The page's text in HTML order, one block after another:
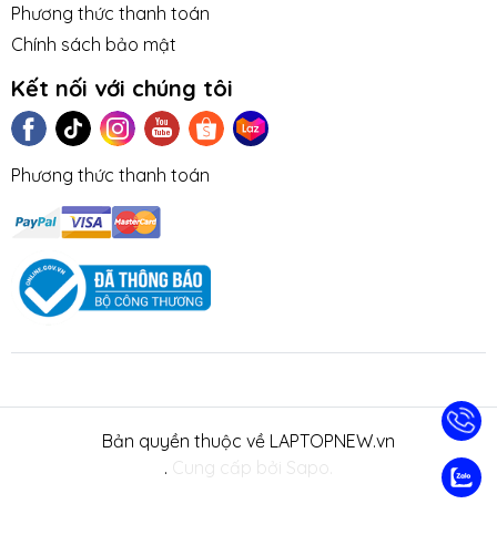
TUYỂN DỤNG
NHƯỢNG
TRA CỨU
HÀNH
Phương thức thanh toán
Chính sách bảo mật
Kết nối với chúng tôi
Phương thức thanh toán
Bản quyền thuộc về LAPTOPNEW.vn
. Cung cấp bởi Sapo.